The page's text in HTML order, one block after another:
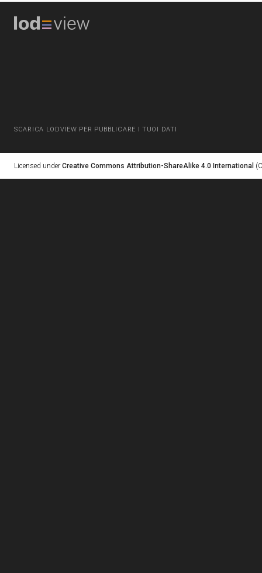
SCARICA LODVIEW PER PUBBLICARE I TUOI DATI
Licensed under Creative Commons Attribution-ShareAlike 4.0 International